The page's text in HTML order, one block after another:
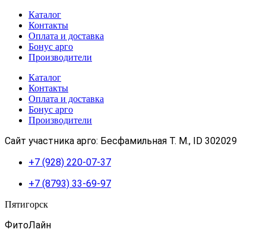
Каталог
Контакты
Оплата и доставка
Бонус арго
Производители
Каталог
Контакты
Оплата и доставка
Бонус арго
Производители
Сайт участника арго: Бесфамильная Т. М., ID 302029
+7 (928) 220-07-37
+7 (8793) 33-69-97
Пятигорск
ФитоЛайн